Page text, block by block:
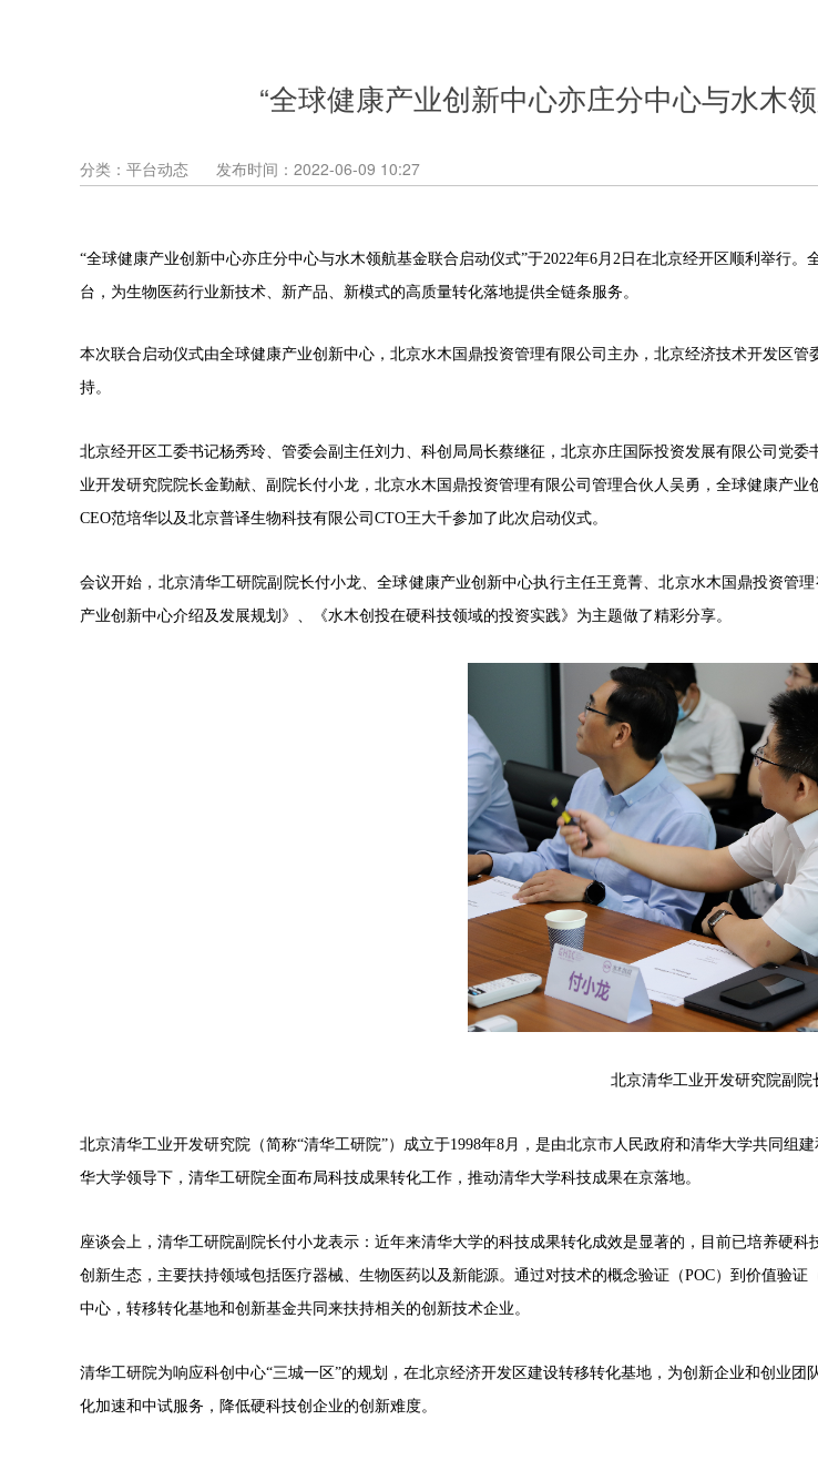
“全球健康产业创新中心亦庄分中心与水木
分类：平台动态 发布时间：2022-06-09 10:27
“全球健康产业创新中心亦庄分中心与水木领航基金联合启动仪式”于2022年6月2日在北京经开区顺利举行。
台，为生物医药行业新技术、新产品、新模式的高质量转化落地提供全链条服务。
本次联合启动仪式由全球健康产业创新中心， 北京水木国鼎投资管理有限公司 主办， 北京经济技术开发区管
持。
北京经开区工委书记杨秀玲、管委会副主任刘力、科创局局长蔡继征，北京亦庄国际投资发展有限公司党
业开发研究院院长金勤献、副院长付小龙，北京水木国鼎投资管理有限公司管理合伙人吴勇，全球健康产
CEO范培华以及北京普译生物科技有限公司CTO王大千参加了此次启动仪式。
会议开始，北京清华工研院副院长付小龙、全球健康产业创新中心执行主任王竟菁、北京水木国鼎投资管
产业创新中心介绍及发展规划》、《水木创投在硬科技领域的投资实践》为主题做了精彩分享。
北京清华工业开发研究院副院
北京清华工业开发研究院（简称“清华工研院”）成立于1998年8月，是由北京市人民政府和清华大学共同组
华大学领导下，清华工研院全面布局科技成果转化工作，推动清华大学科技成果在京落地。
座谈会上，清华工研院副院长付小龙表示：近年来清华大学的科技成果转化成效是显著的，目前已培养硬
创新生态，主要扶持领域包括医疗器械、生物医药以及新能源。 通过对技术的概念验证（POC）到价值验
中心，转移转化基地和创新基金共同来扶持相关的创新技术企业。
清华工研院为响应科创中心“三城一区”的规划，在北京经济开发区建设转移转化基地，为创新企业和创业
化加速和中试服务，降低硬科技创企业的创新难度。